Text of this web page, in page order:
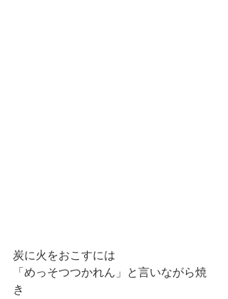
炭に火をおこすには
「めっそつつかれん」と言いながら焼
き